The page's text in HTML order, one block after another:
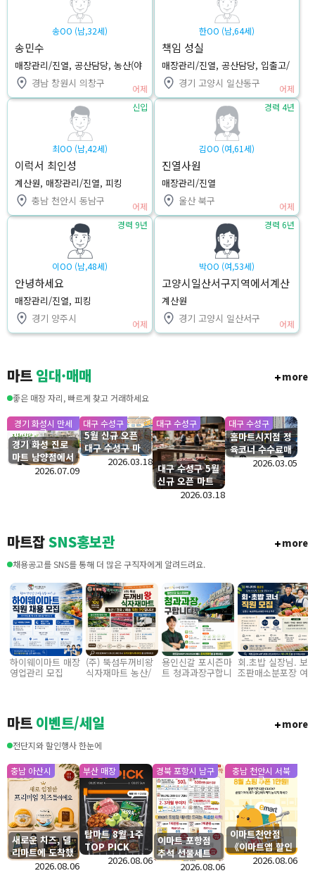
송OO (남,32세)
송민수
매장관리/진열, 공산담당, 농산(야
채/청과)
경남 창원시 의창구 어제
한OO (남,64세)
책임 성실
매장관리/진열, 공산담당, 입출고/
상품하역
경기 고양시 일산동구 어제
최OO (남,42세)
이럭서 최인성
계산원, 매장관리/진열, 피킹
충남 천안시 동남구
신입
어제
김OO (여,61세)
진열사원
매장관리/진열
울산 북구
경력 4년
어제
이OO (남,48세)
안녕하세요
매장관리/진열, 피킹
경기 양주시
경력 9년
어제
박OO (여,53세)
고양시일산서구지역에서계산
원입사제의을희망합니다.맡
은일에최선을다하는직원이되
겠습니다
계산원
경기 고양시 일산서구
경력 6년
어제
마트 임대·매매 more
좋은 매장 자리, 빠르게 찾고 거래하세요
경기 화성 진로
마트 남양점에서
직원식당 운영하
경기 화성시 만세
구
2026.07.09
5월 신규 오픈
대구 수성구 마
트 수산코너 수
대구 수성구
2026.03.18
대구 수성구 5월
신규 오픈 마트
정육코너 수수료
대구 수성구
2026.03.18
홈마트시지점 정
육코너 수수료매
장 입점모집
대구 수성구
2026.03.05
마트잡SNS홍보관 more
채용공고를 SNS를 통해 더 많은 구직자에게 알려드려요.
하이웨이마트 매장
영업관리 모집
(주) 뚝섬두꺼비왕
식자재마트 농산/
용인신갈 포시즌마
트 청과과장구합니
회.초밥 실장님. 보
조판매소분포장 여
마트 이벤트/세일 more
전단지와 할인행사 한눈에
새로운 치즈, 델
리마트에 도착했
습니다.
충남 아산시
2026.08.06
탑마트 8월 1주
TOP PICK
부산 매장
2026.08.06
이마트 포항점
추석 선물세트
사전예약
경북 포항시 남구
2026.08.06
이마트천안점
《이마트앱 할인
쿠폰》 이벤트
충남 천안시 서북
구
2026.08.06